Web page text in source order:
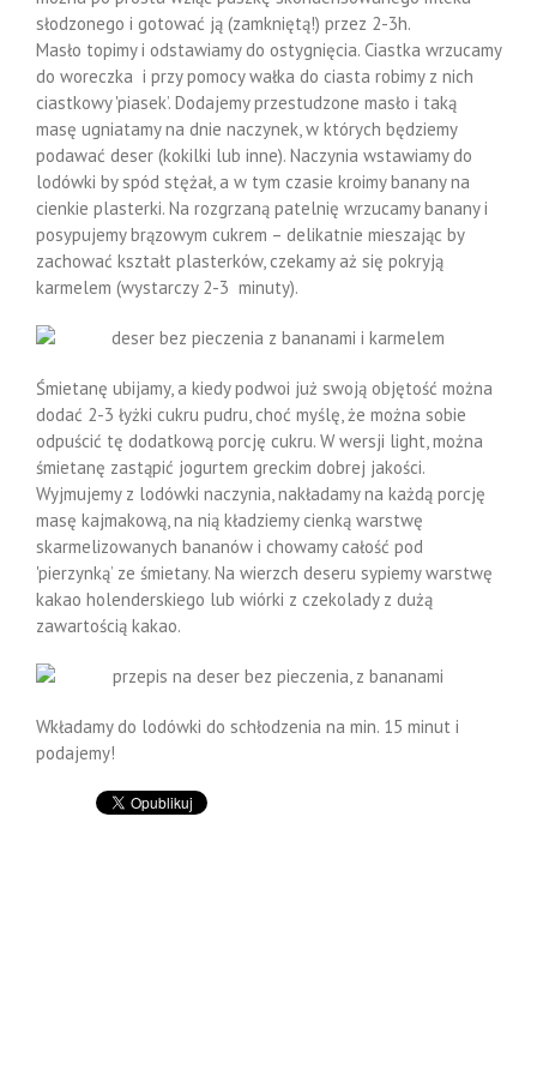
słodzonego i gotować ją (zamkniętą!) przez 2-3h.
Masło topimy i odstawiamy do ostygnięcia. Ciastka wrzucamy
do woreczka i przy pomocy wałka do ciasta robimy z nich
ciastkowy 'piasek’. Dodajemy przestudzone masło i taką
masę ugniatamy na dnie naczynek, w których będziemy
podawać deser (kokilki lub inne). Naczynia wstawiamy do
lodówki by spód stężał, a w tym czasie kroimy banany na
cienkie plasterki. Na rozgrzaną patelnię wrzucamy banany i
posypujemy brązowym cukrem – delikatnie mieszając by
zachować kształt plasterków, czekamy aż się pokryją
karmelem (wystarczy 2-3 minuty).
Śmietanę ubijamy, a kiedy podwoi już swoją objętość można
dodać 2-3 łyżki cukru pudru, choć myślę, że można sobie
odpuścić tę dodatkową porcję cukru. W wersji light, można
śmietanę zastąpić jogurtem greckim dobrej jakości.
Wyjmujemy z lodówki naczynia, nakładamy na każdą porcję
masę kajmakową, na nią kładziemy cienką warstwę
skarmelizowanych bananów i chowamy całość pod
'pierzynką’ ze śmietany. Na wierzch deseru sypiemy warstwę
kakao holenderskiego lub wiórki z czekolady z dużą
zawartością kakao.
Wkładamy do lodówki do schłodzenia na min. 15 minut i
podajemy!